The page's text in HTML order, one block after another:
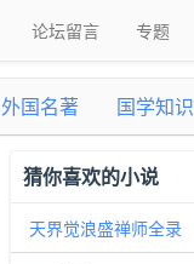
论坛留言 专题
外国名著 国学知识
猜你喜欢的小说
天界觉浪盛禅师全录